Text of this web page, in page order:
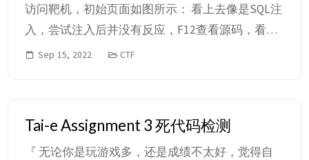
度程序的执行，处理机器错误和管理内部机器之间
的通信。...
访问靶机，初始页面如图所示： 看上去像是SQL注
入，尝试注入后并没有反应，F12查看源码，看到
其中存在提示：Hint: select * from 'admin' where
Sep 15, 2022 CTF
Tai-e Assignment 3 死代码检测
『 无论你是玩游戏多，还是成绩不太好，觉得自